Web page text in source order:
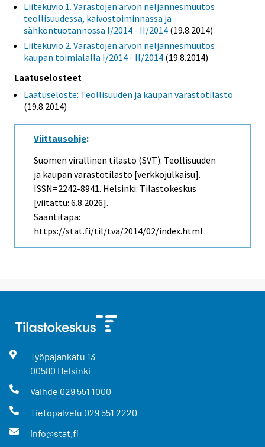
Liitekuvio 1. Varastojen arvon neljännesmuutos
teollisuudessa, kaivostoiminnassa ja
sähköntuotannossa I/2014 - II/2014 (19.8.2014)
Liitekuvio 2. Varastojen arvon neljännesmuutos
kaupan toimialalla I/2014 - II/2014 (19.8.2014)
Laatuselosteet
Laatuseloste: Teollisuuden ja kaupan varastotilasto
(19.8.2014)
Viittausohje:
Suomen virallinen tilasto (SVT): Teollisuuden
ja kaupan varastotilasto [verkkojulkaisu].
ISSN=2242-8941. Helsinki: Tilastokeskus
[viitattu: 6.8.2026].
Saantitapa:
https://stat.fi/til/tva/2014/02/index.html
Työpajankatu 13
00580 Helsinki
Vaihde 029 551 1000
Tietopalvelu 029 551 2220
info@stat.fi